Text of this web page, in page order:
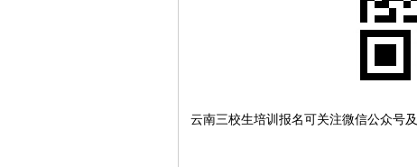
云南三校生培训报名可关注微信公众号